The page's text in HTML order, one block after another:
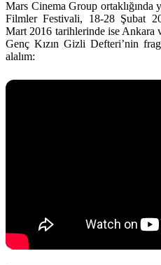
Mars Cinema Group ortaklığında
Filmler Festivali, 18-28 Şubat
Mart 2016 tarihlerinde ise Ankara
Genç Kızın Gizli Defteri’nin
alalım: